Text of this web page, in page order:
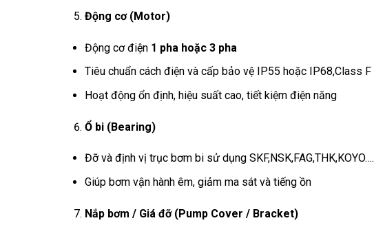
Động cơ (Motor)
Động cơ điện 1 pha hoặc 3 pha
Tiêu chuẩn cách điện và cấp bảo vệ IP55 hoặc IP68,Class F
Hoạt động ổn định, hiệu suất cao, tiết kiệm điện năng
Ổ bi (Bearing)
Đỡ và định vị trục bơm bi sử dụng SKF,NSK,FAG,THK,KOYO….
Giúp bơm vận hành êm, giảm ma sát và tiếng ồn
Nắp bơm / Giá đỡ (Pump Cover / Bracket)